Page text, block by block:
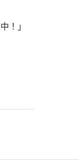
！」